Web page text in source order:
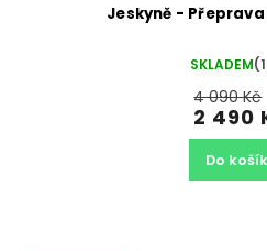
Jeskyně -
SKLADEM
4 090 Kč
2 490
Do